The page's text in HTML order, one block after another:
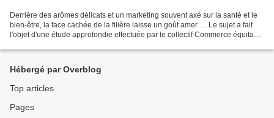
Derrière des arômes délicats et un marketing souvent axé sur la santé et le
bien-être, la face cachée de la filière laisse un goût amer … Le sujet a fait
l'objet d'une étude approfondie effectuée par le collectif Commerce équitable
Hébergé par Overblog
Top articles
Pages